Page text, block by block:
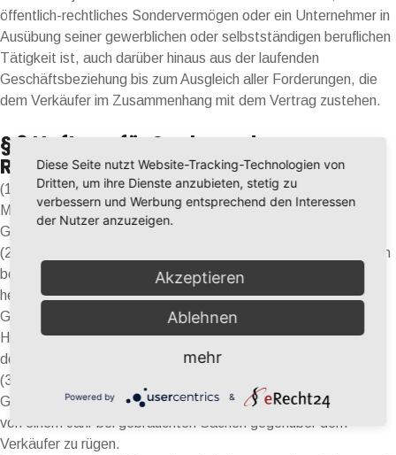
öffentlich-rechtliches Sondervermögen oder ein Unternehmer in
Ausübung seiner gewerblichen oder selbstständigen beruflichen
Tätigkeit ist, auch darüber hinaus aus der laufenden
Geschäftsbeziehung bis zum Ausgleich aller Forderungen, die
dem Verkäufer im Zusammenhang mit dem Vertrag zustehen.
§ 6 Haftung für Sach- und
Rechtsmängel
(1) Soweit Mängel vorliegen, stehen dem Kunden nach
Maßgabe der folgenden Bestimmungen die gesetzlichen
Gewährleistungsrechte zu.
(2) Schäden, die durch unsachgemäße Handlungen des Kunden
bei Aufstellung, Anschluss, Bedienung oder Lagerung der Ware
hervorgerufen werden, begründen keinen
Gewährleistungsanspruch gegen den Verkäufer.
Hinweise zur ordnungsgemäßen Behandlung kann der Kunde
den Herstellerbeschreibungen entnehmen.
(3) Mängel sind vom Kunden innerhalb einer
Gewährleistungsfrist von zwei Jahren bei neuen Sachen bzw.
von einem Jahr bei gebrauchten Sachen gegenüber dem
Verkäufer zu rügen.
Diese Seite nutzt Website-Tracking-Technologien von
Dritten, um ihre Dienste anzubieten, stetig zu
verbessern und Werbung entsprechend den Interessen
der Nutzer anzuzeigen.
Akzeptieren
Ablehnen
mehr
Powered by &